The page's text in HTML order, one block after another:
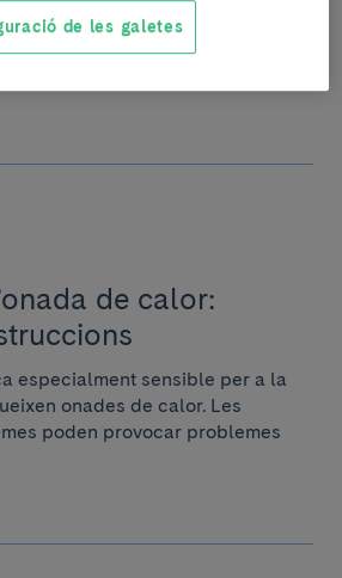
d’agost, tothom qui compri a
l’import de la seva compra i
de calor:
especialment sensible per a la
onades de calor. Les
poden provocar problemes
de les galetes